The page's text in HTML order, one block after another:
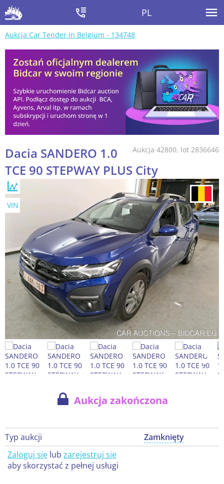
PL
Aukcja Car Tender in Belgium - 134748
Aukcja 42800, lot 2836646
Dacia SANDERO 1.0
TCE 90 STEPWAY PLUS City
VIN
Aukcja zakończona
Typ aukcji
Zamknięty
Zaloguj się lub zarejestruj się
aby skorzystać z pełnej usługi